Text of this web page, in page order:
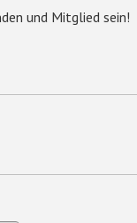
und Mitglied sein!